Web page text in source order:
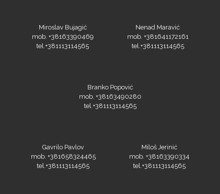
Miroslav Bujagić
mob. +38163390469
tel.+381113114565
Nenad Maravić
mob. +381641172161
tel.+381113114565
Branko Popović
mob. +38163490280
tel.+381113114565
Gavrilo Pavlov
mob. +381658324465
tel.+381113114565
Miloš Jerinić
mob. +38163390334
tel.+381113114565